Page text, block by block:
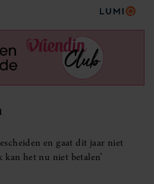
en gaat dit jaar niet
kan het nu niet betalen’